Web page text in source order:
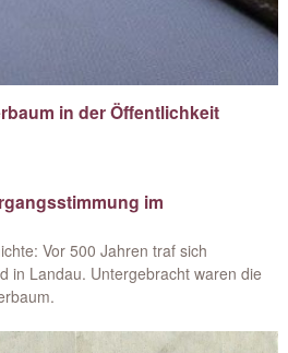
in der Öffentlichkeit
im
Vor 500 Jahren traf sich
in Landau. Untergebracht waren die